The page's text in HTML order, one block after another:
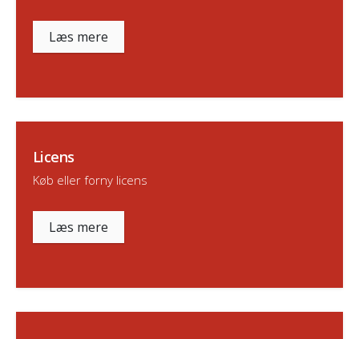
Læs mere
Licens
Køb eller forny licens
Læs mere